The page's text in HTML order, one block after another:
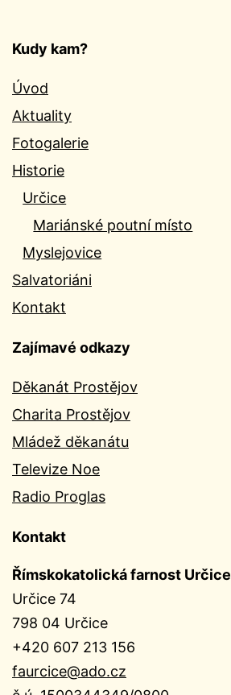
Kudy kam?
Úvod
Aktuality
Fotogalerie
Historie
Určice
Mariánské poutní místo
Myslejovice
Salvatoriáni
Kontakt
Zajímavé odkazy
Děkanát Prostějov
Charita Prostějov
Mládež děkanátu
Televize Noe
Radio Proglas
Kontakt
Římskokatolická farnost Určice
Určice 74
798 04 Určice
+420 607 213 156
faurcice@ado.cz